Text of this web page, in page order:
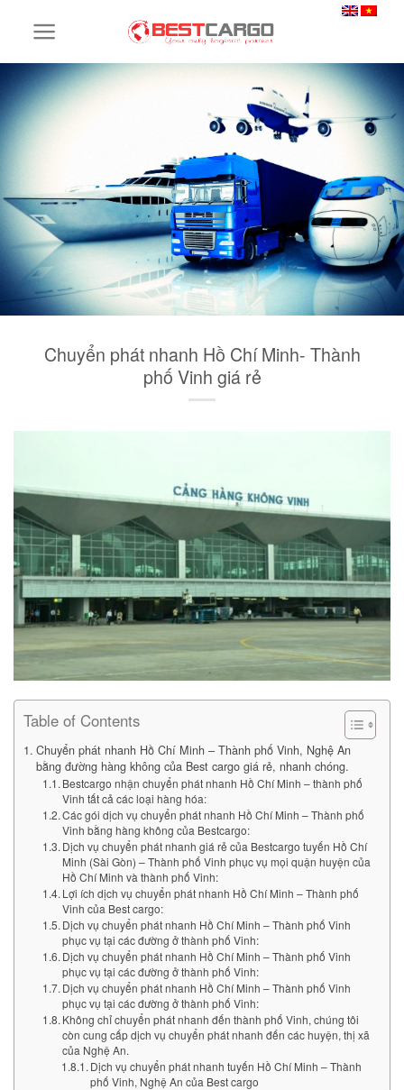
Chuyển phát nhanh Hồ Chí Minh- Thành
phố Vinh giá rẻ
Table of Contents
Chuyển phát nhanh Hồ Chí Minh – Thành phố Vinh, Nghệ An
bằng đường hàng không của Best cargo giá rẻ, nhanh chóng.
Bestcargo nhận chuyển phát nhanh Hồ Chí Minh – thành phố
Vinh tất cả các loại hàng hóa:
Các gói dịch vụ chuyển phát nhanh Hồ Chí Minh – Thành phố
Vinh bằng hàng không của Bestcargo:
Dịch vụ chuyển phát nhanh giá rẻ của Bestcargo tuyến Hồ Chí
Minh (Sài Gòn) – Thành phố Vinh phục vụ mọi quận huyện của
Hồ Chí Minh và thành phố Vinh:
Lợi ích dịch vụ chuyển phát nhanh Hồ Chí Minh – Thành phố
Vinh của Best cargo:
Dịch vụ chuyển phát nhanh Hồ Chí Minh – Thành phố Vinh
phục vụ tại các đường ở thành phố Vinh:
Dịch vụ chuyển phát nhanh Hồ Chí Minh – Thành phố Vinh
phục vụ tại các đường ở thành phố Vinh:
Dịch vụ chuyển phát nhanh Hồ Chí Minh – Thành phố Vinh
phục vụ tại các đường ở thành phố Vinh:
Không chỉ chuyển phát nhanh đến thành phố Vinh, chúng tôi
còn cung cấp dịch vụ chuyển phát nhanh đến các huyện, thị xã
của Nghệ An.
Dịch vụ chuyển phát nhanh tuyến Hồ Chí Minh – Thành
phố Vinh, Nghệ An của Best cargo